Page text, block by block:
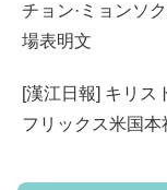
チョン·ミョンソ
場表明文
[漢江日報] キリス
フリックス米国